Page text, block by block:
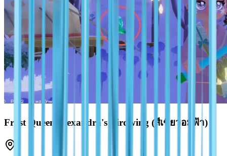
Frost Queen Alexandra's Birdwing (สีเขียวอมฟ้า)